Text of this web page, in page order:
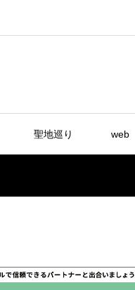
聖地巡り web